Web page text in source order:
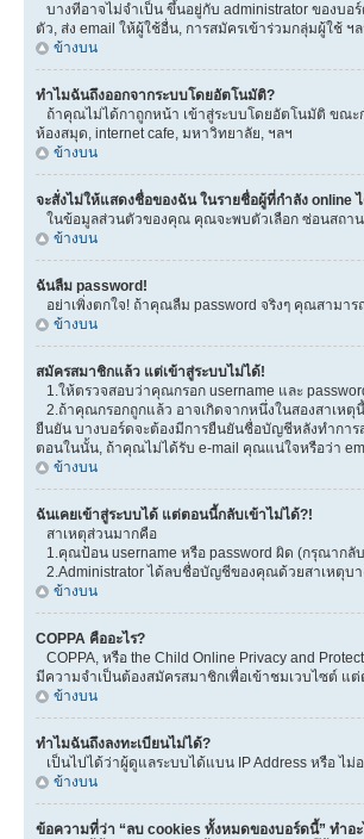
บางทีอาจไม่จำเป็น ขึ้นอยู่กับ administrator ของบ
ตัว, ส่ง email ให้ผู้ใช้อื่น, การสมัครเข้าร่วมกลุ่มผู้ใช้
ข้างบน
ทำไมฉันถึงออกจากระบบโดยอัตโนมัติ?
ถ้าคุณไม่ได้กาถูกหน้า เข้าสู่ระบบโดยอัตโนมัติ ขณะ
ห้องสมุด, internet cafe, มหาวิทยาลัย, ฯลฯ
ข้างบน
จะสั่งไม่ให้แสดงชื่อของฉัน ในรายชื่อผู้ที่กำลัง online
ในข้อมูลส่วนตัวของคุณ คุณจะพบตัวเลือก ซ่อนสถาน
ข้างบน
ฉันลืม password!
อย่าเพิ่งตกใจ! ถ้าคุณลืม password จริงๆ คุณสามา
ข้างบน
สมัครสมาชิกแล้ว แต่เข้าสู่ระบบไม่ได้!
1.ให้ตรวจสอบว่าคุณกรอก username และ
2.ถ้าคุณกรอกถูกแล้ว อาจเกิดจากหนึ่งในสองสาเห
ยืนยัน บางบอร์ดจะต้องมีการยืนยันชื่อบัญชีหลังทำกา
ตอนในนั้น, ถ้าคุณไม่ได้รับ e-mail คุณแน่ใจหรือว่า
ข้างบน
ฉันเคยเข้าสู่ระบบได้ แต่ตอนนี้กลับเข้าไม่ได้?!
สาเหตุส่วนมากคือ
1.คุณป้อน username หรือ password ผิด (กรุณาก
2.Administrator ได้ลบชื่อบัญชีของคุณด้วยสาเหตุบา
ข้างบน
COPPA คืออะไร?
COPPA, หรือ the Child Online Privacy and
มีความจำเป็นต้องสมัครสมาชิกเพื่อเข้าชมเวบไซต์ แ
ข้างบน
ทำไมฉันถึงลงทะเบียนไม่ได้?
เป็นไปได้ว่าผู้ดูแลระบบได้แบน IP Address หรือ ไ
ข้างบน
ข้อความที่ว่า “ลบ cookies ทั้งหมดของบอร์ดนี้” ทำอะ